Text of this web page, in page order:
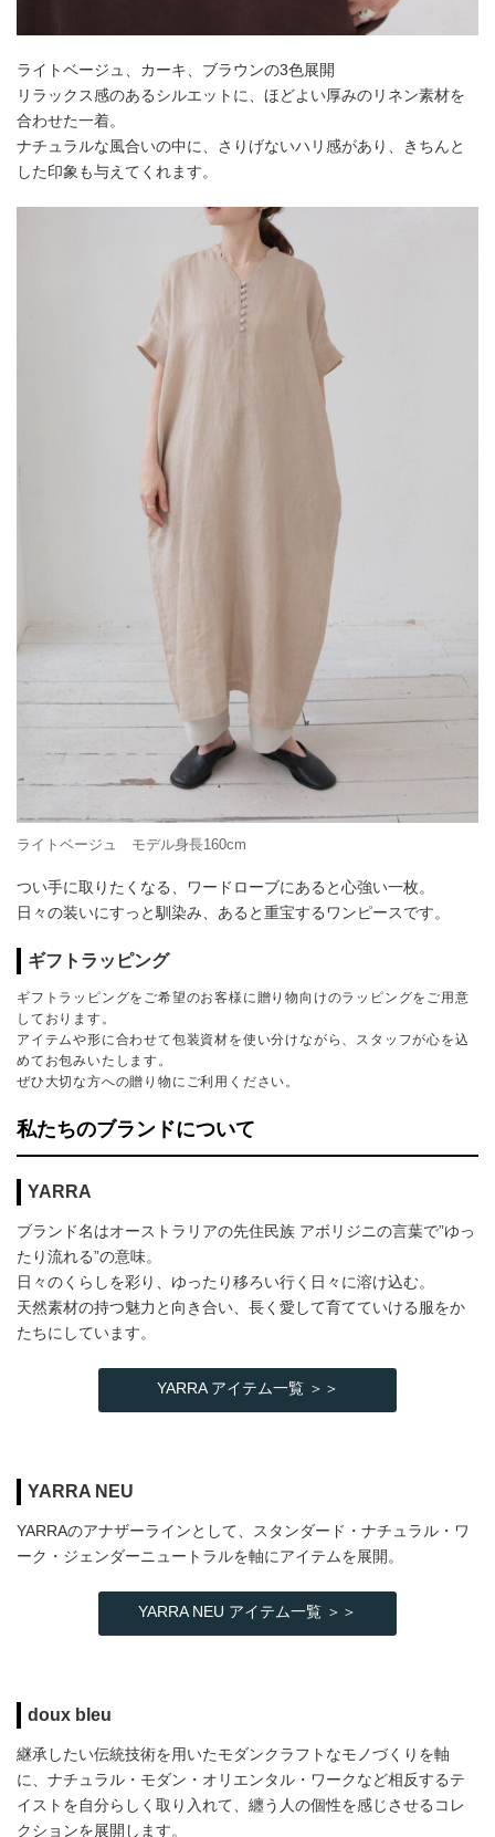
ライトベージュ、カーキ、ブラウンの3色展開
リラックス感のあるシルエットに、ほどよい厚みのリネン素材を
合わせた一着。
ナチュラルな風合いの中に、さりげないハリ感があり、きちんと
した印象も与えてくれます。
ライトベージュ モデル身長160cm
つい手に取りたくなる、ワードローブにあると心強い一枚。
日々の装いにすっと馴染み、あると重宝するワンピースです。
ギフトラッピング
ギフトラッピングをご希望のお客様に贈り物向けのラッピングをご用意
しております。
アイテムや形に合わせて包装資材を使い分けながら、スタッフが心を込
めてお包みいたします。
ぜひ大切な方への贈り物にご利用ください。
私たちのブランドについて
YARRA
ブランド名はオーストラリアの先住⺠族 アボリジニの⾔葉で”ゆっ
たり流れる”の意味。
⽇々のくらしを彩り、ゆったり移ろい⾏く⽇々に溶け込む。
天然素材の持つ魅⼒と向き合い、⻑く愛して育てていける服をか
たちにしています。
YARRA アイテム一覧 ＞＞
YARRA NEU
YARRAのアナザーラインとして、スタンダード・ナチュラル・ワ
ーク・ジェンダーニュートラルを軸にアイテムを展開。
YARRA NEU アイテム一覧 ＞＞
doux bleu
継承したい伝統技術を用いたモダンクラフトなモノづくりを軸
に、ナチュラル・モダン・オリエンタル・ワークなど相反するテ
イストを自分らしく取り入れて、纏う人の個性を感じさせるコレ
クションを展開します。